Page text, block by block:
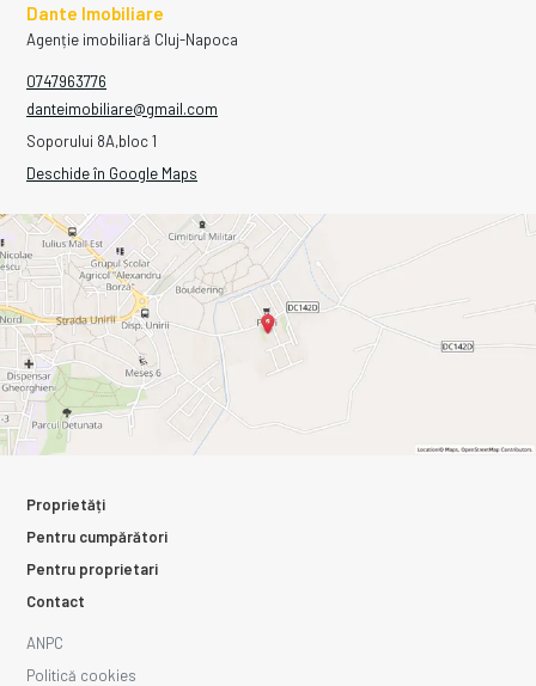
Dante Imobiliare
Agenție imobiliară Cluj-Napoca
0747963776
danteimobiliare@gmail.com
Soporului 8A,bloc 1
Deschide în Google Maps
Proprietăți
Pentru cumpărători
Pentru proprietari
Contact
ANPC
Politică cookies